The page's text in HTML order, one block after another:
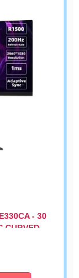
- 30
CURVED